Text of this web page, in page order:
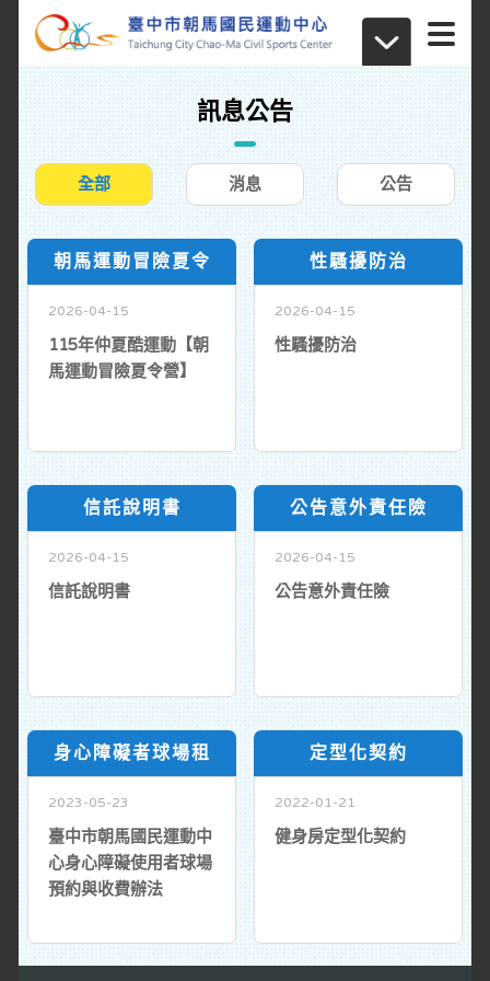
訊息公告
全部 消息 公告
朝馬運動冒險夏令
2026-04-15
115年仲夏酷運動【朝
馬運動冒險夏令營】
性騷擾防治
2026-04-15
性騷擾防治
信託說明書
2026-04-15
信託說明書
公告意外責任險
2026-04-15
公告意外責任險
身心障礙者球場租
2023-05-23
臺中市朝馬國民運動中
心身心障礙使用者球場
預約與收費辦法
定型化契約
2022-01-21
健身房定型化契約